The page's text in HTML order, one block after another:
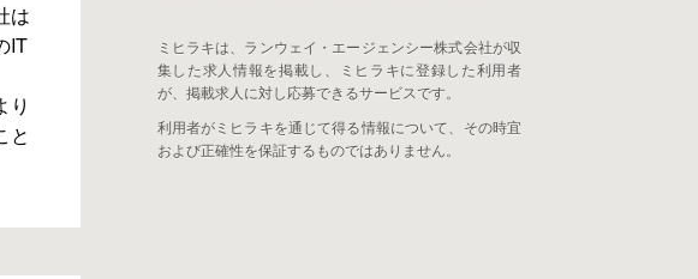
は
IT
り
と
ミヒラキは、ランウェイ・エージェンシー株式会社が収
集した求人情報を掲載し、ミヒラキに登録した利用者
が、掲載求人に対し応募できるサービスです。
利用者がミヒラキを通じて得る情報について、その時宜
および正確性を保証するものではありません。